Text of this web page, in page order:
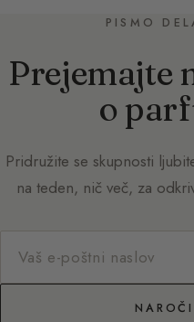
PISMO
Prejemajte
o
Pridružite se skupnosti
na teden, nič več, za